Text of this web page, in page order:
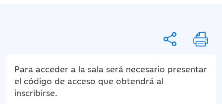
Para acceder a la sala será necesario presentar
el código de acceso que obtendrá al
inscribirse.